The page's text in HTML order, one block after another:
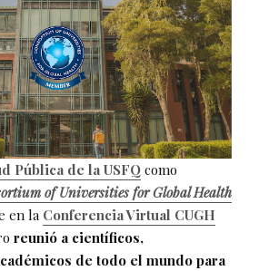
Pública de la USFQ como
of Universities for Global Health
en la Conferencia Virtual CUGH
reunió a científicos,
de todo el mundo para